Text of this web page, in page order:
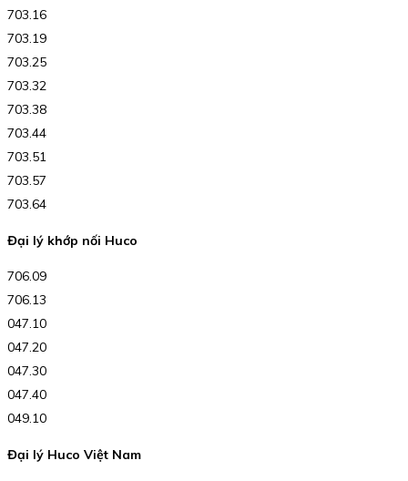
703.16
703.19
703.25
703.32
703.38
703.44
703.51
703.57
703.64
Đại lý khớp nối Huco
706.09
706.13
047.10
047.20
047.30
047.40
049.10
Đại lý Huco Việt Nam